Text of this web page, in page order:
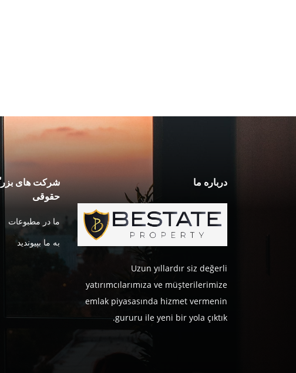
درباره ما
Uzun yıllardır siz değerli
yatırımcılarımıza ve müşterilerimize
emlak piyasasında hizmet vermenin
gururu ile yeni bir yola çıktık.
شرکت های
حقوقی
ما در مطبوعات
به ما بپیوندید